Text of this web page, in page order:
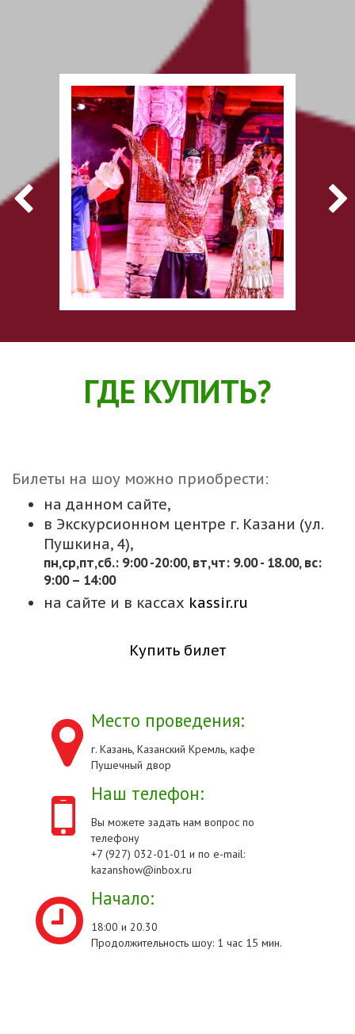
ГДЕ КУПИТЬ?
Билеты на шоу можно приобрести:
на данном сайте,
в Экскурсионном центре г. Казани (ул.
Пушкина, 4),
пн,cр,пт,сб.: 9:00 -20:00, вт,чт: 9.00 - 18.00, вс:
9:00 – 14:00
на сайте и в кассах kassir.ru
Купить билет
Место проведения:
г. Казань, Казанский Кремль, кафе
Пушечный двор
Наш телефон:
Вы можете задать нам вопрос по
телефону
+7 (927) 032-01-01 и по e-mail:
kazanshow@inbox.ru
Начало:
18:00 и 20.30
Продолжительность шоу: 1 час 15 мин.